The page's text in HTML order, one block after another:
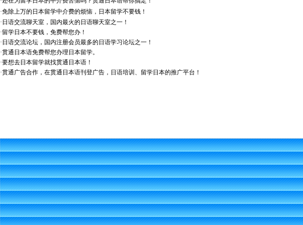
·免除上万的日本留学中介费的烦恼，日本留学不要钱！
· 日语交流聊天室，国内最火的日语聊天室之一！
·留学日本不要钱，免费帮您办！
· 日语交流论坛，国内注册会员最多的日语学习论坛之一！
·贯通日本语免费帮您办理日本留学。
·要想去日本留学就找贯通日本语！
·贯通广告合作，在贯通日本语刊登广告，日语培训、留学日本的推广平台！